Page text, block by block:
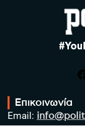
Επικοινωνία
Email: